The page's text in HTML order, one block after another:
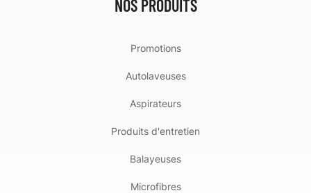
NOS PRODUITS
Promotions
Autolaveuses
Aspirateurs
Produits d'entretien
Balayeuses
Microfibres